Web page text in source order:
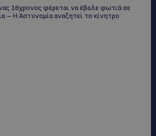
16χρονος φέρεται να έβαλε φωτιά σε
– Η Αστυνομία αναζητεί το κίνητρο